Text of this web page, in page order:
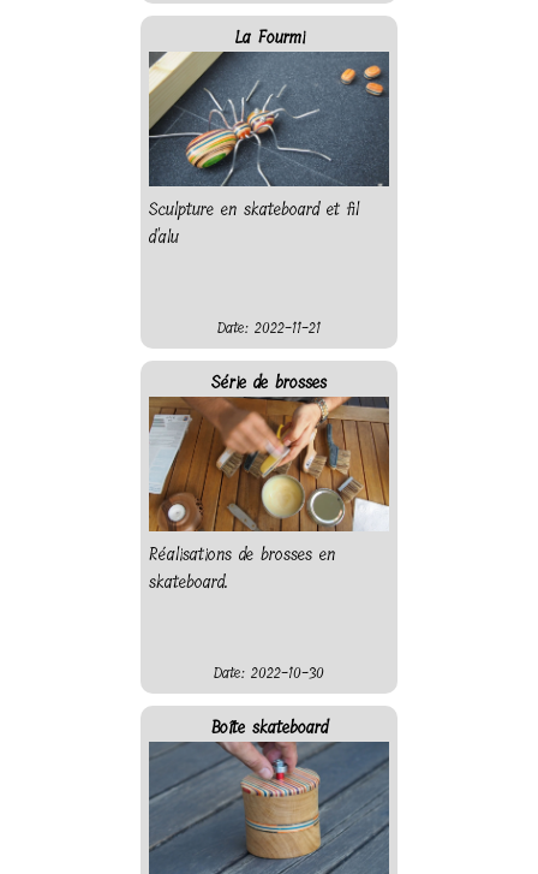
La Fourmi
Sculpture en skateboard et fil
d'alu
Date: 2022-11-21
Série de brosses
Réalisations de brosses en
skateboard.
Date: 2022-10-30
Boîte skateboard